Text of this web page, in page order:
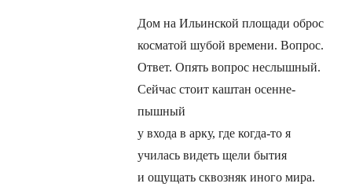
Дом на Ильинской площади оброс
косматой шубой времени. Вопрос.
Ответ. Опять вопрос неслышный.
Сейчас стоит каштан осенне-
пышный
у входа в арку, где когда-то я
училась видеть щели бытия
и ощущать сквозняк иного мира.